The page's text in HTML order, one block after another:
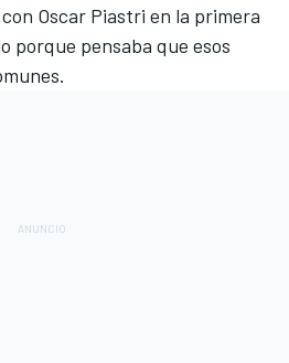
Oscar Piastri en la primera
porque pensaba que esos